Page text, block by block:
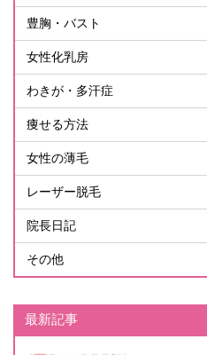
豊胸・バスト
女性化乳房
わきが・多汗症
痩せる方法
女性の薄毛
レーザー脱毛
院長日記
その他
最新記事